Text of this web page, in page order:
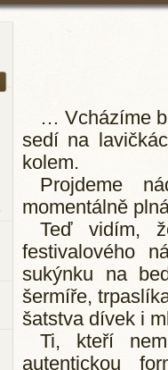
… Vcházíme
sedí na
kolem.
Projdeme
momentálně
Teď vidím,
festivalového
sukýnku na
šermíře,
šatstva dívek i
Ti, kteří
autentickou